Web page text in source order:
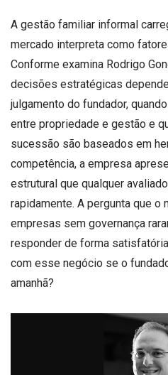
A gestão familiar informal
mercado interpreta como
Conforme examina Rodrigo
decisões estratégicas
julgamento do fundador,
entre propriedade e gestão e
sucessão são baseados em
competência, a empresa
estrutural que qualquer
rapidamente. A pergunta que o
empresas sem governança
responder de forma
com esse negócio se o
amanhã?